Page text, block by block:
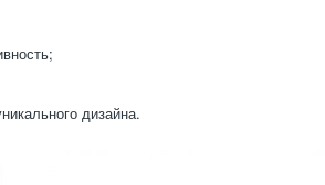
дизайна.